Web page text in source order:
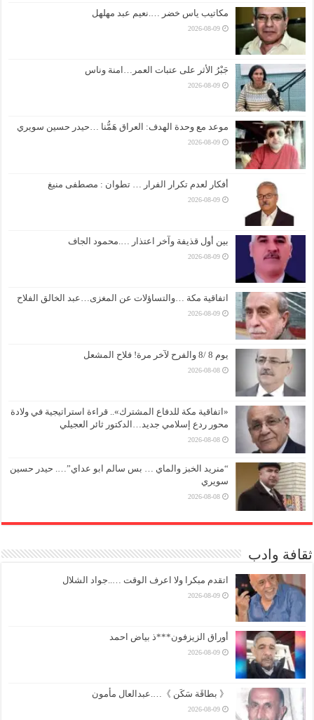
مكاتيب ياس خضر ….نعيم عبد مهلهل
2026-08-09
جَبْرُ الأثر على عتبات العمر…امنة وناس
2026-08-09
موعد مع وحدة الهدف: العراق هَمُّنا …حيدر حسين سويري
2026-08-09
أفكار لعدم تكرار الفرار … تطوان : مصطفى منيغ
2026-08-09
بين أول قذيفة وآخر اعتذار ….محمود الجاف
2026-08-09
اتفاقية مكة …والتساؤلات عن المغزى…عبد الخالق الفلاح
2026-08-09
يوم 8 /8 والفرح لآخر مرة! فلاح المشعل
2026-08-08
«اتفاقية مكة للدفاع المشترك».. قراءة استراتيجية في ولادة
محور ردع إسلامي جديد…الدكتور ثائر العجيلي
2026-08-08
“منريد الخبز والماي … بس سالم ابو عداي”…. حيدر حسين
سويري
2026-08-08
ثقافة وادب
اتقدم مبكرا ولا اعرف الوقت …..جواد الشلال
2026-08-09
أوراق الزيزفون***ذ بياض احمد
2026-08-09
《 بطاقَة سَكَن 》….عبدالعال مأمون
2026-08-09